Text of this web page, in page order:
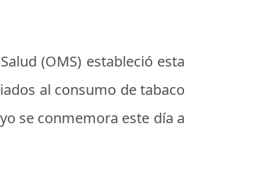
(OMS) estableció esta
al consumo de tabaco
se conmemora este día a